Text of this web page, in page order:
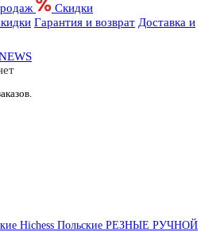
Скидки
Гарантия и возврат Доставка и
Hichess Польские РЕЗНЫЕ РУЧНОЙ